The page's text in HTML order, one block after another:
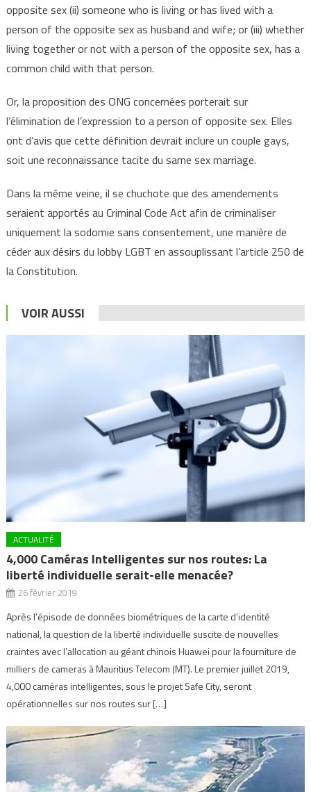
opposite sex (ii) someone who is living or has lived with a
person of the opposite sex as husband and wife; or (iii) whether
living together or not with a person of the opposite sex, has a
common child with that person.
Or, la proposition des ONG concernées porterait sur
l’élimination de l’expression to a person of opposite sex. Elles
ont d’avis que cette définition devrait inclure un couple gays,
soit une reconnaissance tacite du same sex marriage.
Dans la même veine, il se chuchote que des amendements
seraient apportés au Criminal Code Act afin de criminaliser
uniquement la sodomie sans consentement, une manière de
céder aux désirs du lobby LGBT en assouplissant l’article 250 de
la Constitution.
VOIR AUSSI
ACTUALITÉ
4,000 Caméras Intelligentes sur nos routes: La
liberté individuelle serait-elle menacée?
26 février 2019
Après l’épisode de données biométriques de la carte d’identité
national, la question de la liberté individuelle suscite de nouvelles
craintes avec l’allocation au géant chinois Huawei pour la fourniture de
milliers de cameras à Mauritius Telecom (MT). Le premier juillet 2019,
4,000 caméras intelligentes, sous le projet Safe City, seront
opérationnelles sur nos routes sur […]